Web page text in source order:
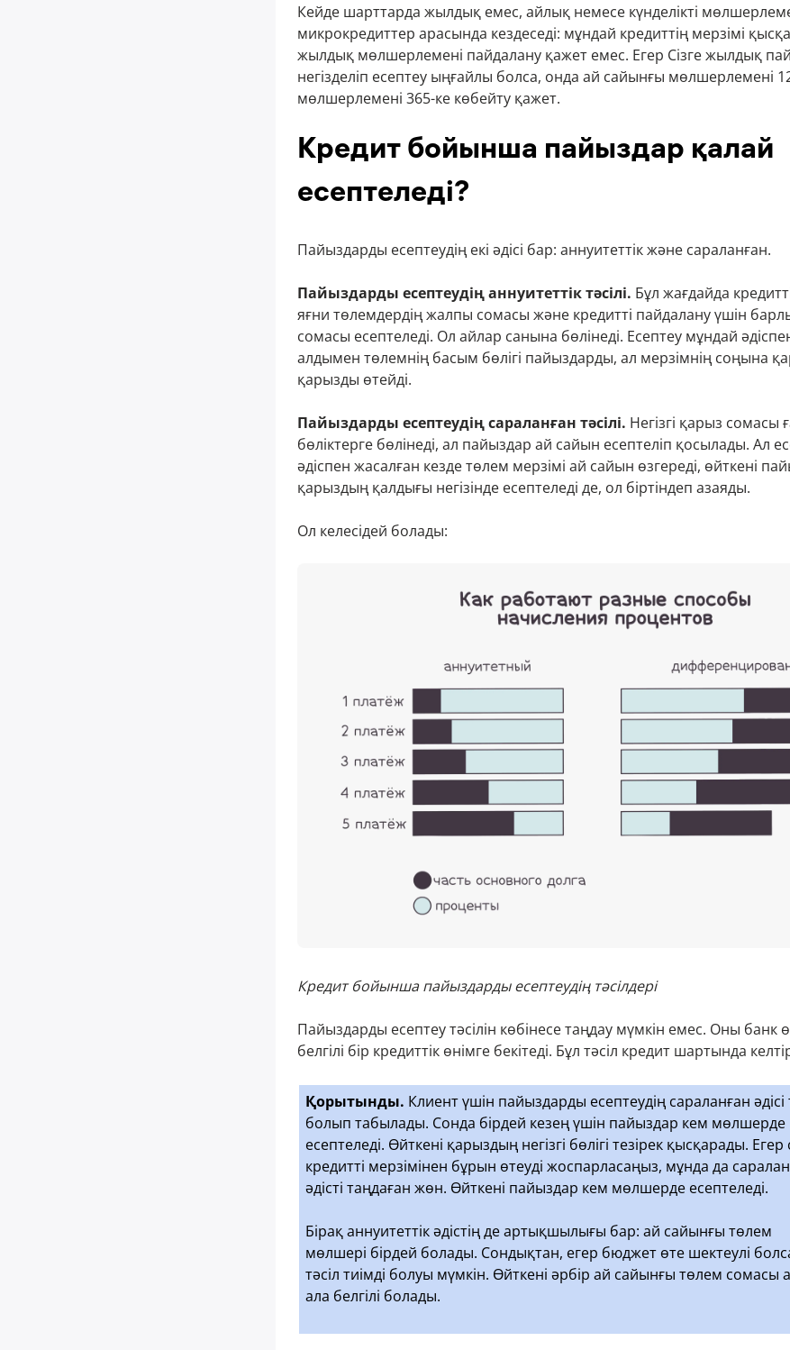
Кейде шарттарда жылдық емес, айлық немесе күнделікті мөлшерлеме
микрокредиттер арасында кездеседі: мұндай кредиттің мерзімі
жылдық мөлшерлемені пайдалану қажет емес. Егер Сізге жылдық
негізделіп есептеу ыңғайлы болса, онда ай сайынғы мөлшерлемені
мөлшерлемені 365-ке көбейту қажет.
Кредит бойынша пайыздар қалай
есептеледі?
Пайыздарды есептеудің екі әдісі бар: аннуитеттік және сараланған.
Пайыздарды есептеудің аннуитеттік тәсілі. Бұл жағдайда
яғни төлемдердің жалпы сомасы және кредитті пайдалану үшін
сомасы есептеледі. Ол айлар санына бөлінеді. Есептеу мұндай
алдымен төлемнің басым бөлігі пайыздарды, ал мерзімнің соңына
қарызды өтейді.
Пайыздарды есептеудің сараланған тәсілі. Негізгі қарыз сомасы
бөліктерге бөлінеді, ал пайыздар ай сайын есептеліп қосылады. Ал
әдіспен жасалған кезде төлем мерзімі ай сайын өзгереді, өйткені
қарыздың қалдығы негізінде есептеледі де, ол біртіндеп азаяды.
Ол келесідей болады:
Кредит бойынша пайыздарды есептеудің тәсілдері
Пайыздарды есептеу тәсілін көбінесе таңдау мүмкін емес. Оны банк
белгілі бір кредиттік өнімге бекітеді. Бұл тәсіл кредит шартында
Қорытынды. Клиент үшін пайыздарды есептеудің сараланған әдісі
болып табылады. Сонда бірдей кезең үшін пайыздар кем мөлшерде
есептеледі. Өйткені қарыздың негізгі бөлігі тезірек қысқарады. Егер
кредитті мерзімінен бұрын өтеуді жоспарласаңыз, мұнда да
әдісті таңдаған жөн. Өйткені пайыздар кем мөлшерде есептеледі.
Бірақ аннуитеттік әдістің де артықшылығы бар: ай сайынғы төлем
мөлшері бірдей болады. Сондықтан, егер бюджет өте шектеулі
тәсіл тиімді болуы мүмкін. Өйткені әрбір ай сайынғы төлем сомасы
ала белгілі болады.